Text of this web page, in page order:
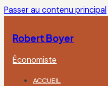
Passer au contenu principal
Robert Boyer
Économiste
ACCUEIL